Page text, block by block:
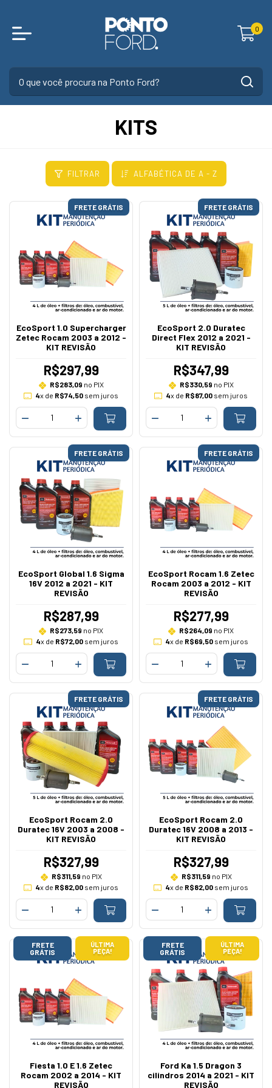
0
KITS
FILTRAR ALFABÉTICA DE A - Z
FRETE GRÁTIS
EcoSport 1.0 Supercharger
Zetec Rocam 2003 a 2012 -
KIT REVISÃO
R$297,99
R$283,09 no PIX
4x de R$74,50 sem juros
FRETE GRÁTIS
EcoSport 2.0 Duratec
Direct Flex 2012 a 2021 -
KIT REVISÃO
R$347,99
R$330,59 no PIX
4x de R$87,00 sem juros
FRETE GRÁTIS
EcoSport Global 1.6 Sigma
16V 2012 a 2021 - KIT
REVISÃO
R$287,99
R$273,59 no PIX
4x de R$72,00sem juros
FRETE GRÁTIS
EcoSport Rocam 1.6 Zetec
Rocam 2003 a 2012 - KIT
REVISÃO
R$277,99
R$264,09 no PIX
4x de R$69,50 sem juros
FRETE GRÁTIS
EcoSport Rocam 2.0
Duratec 16V 2003 a 2008 -
KIT REVISÃO
R$327,99
R$311,59 no PIX
4x de R$82,00 sem juros
FRETE GRÁTIS
EcoSport Rocam 2.0
Duratec 16V 2008 a 2013 -
KIT REVISÃO
R$327,99
R$311,59 no PIX
4x de R$82,00 sem juros
FRETE
GRÁTIS
ÚLTIMA
PEÇA!
Fiesta 1.0 E 1.6 Zetec
Rocam 2002 a 2014 - KIT
REVISÃO
FRETE
GRÁTIS
ÚLTIMA
PEÇA!
Ford Ka 1.5 Dragon 3
cilindros 2014 a 2021 - KIT
REVISÃO